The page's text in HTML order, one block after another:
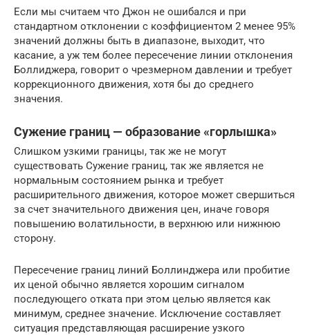
Если мы считаем что Джон не ошибался и при
стандартном отклонении с коэффициентом 2 менее 95%
значений должны быть в диапазоне, выходит, что
касание, а уж тем более пересечение линии отклонения
Боллиджера, говорит о чрезмерном давлении и требует
коррекционного движения, хотя бы до среднего
значения.
Сужение границ — образование «горлышка»
Слишком узкими границы, так же не могут
существовать Сужение границ, так же является не
нормальным состоянием рынка и требует
расширительного движения, которое может свершиться
за счет значительного движения цен, иначе говоря
повышению волатильности, в верхнюю или нижнюю
сторону.
Пересечение границ линий Боллинджера или пробитие
их ценой обычно является хорошим сигналом
последующего отката при этом целью является как
минимум, среднее значение. Исключение составляет
ситуация представляющая расширение узкого